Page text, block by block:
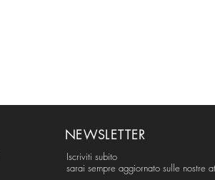
NEWSLETTER
Iscriviti subito
sarai sempre aggiornato sulle nostre